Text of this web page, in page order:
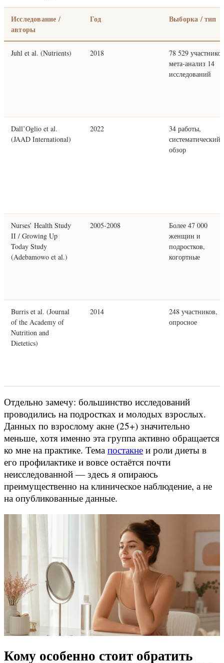
Исследование /
авторы
Год Выборка / тип
Juhl et al. (Nutrients) 2018
78 529
мета-анализ 14
исследований
Dall’Oglio et al.
(JAAD International)
2022
34 работы,
систематический
обзор
Nurses’ Health Study
II / Growing Up
Today Study
(Adebamowo et al.)
2005-2008
Более 47 000
женщин и
подростков,
когортные
Burris et al. (Journal
of the Academy of
Nutrition and
Dietetics)
2014
248 участников,
опросное
Отдельно замечу: большинство исследований
проводились на подростках и молодых взрослых.
Данных по взрослому акне (25+) значительно
меньше, хотя именно эта группа активно обращается
ко мне на практике. Тема постакне и роли диеты в
его профилактике и вовсе остаётся почти
неисследованной — здесь я опираюсь
преимущественно на клиническое наблюдение, а не
на опубликованные данные.
Кому особенно стоит обратить